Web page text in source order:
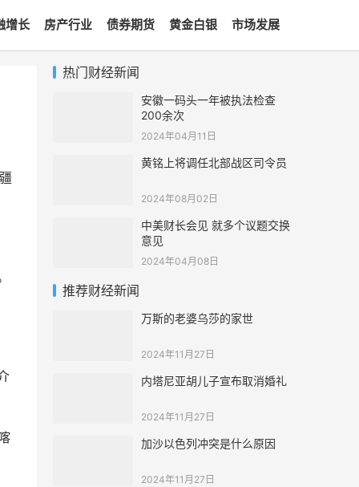
增长 房产行业 债券期货 黄金白银 市场发展
热门财经新闻
安徽一码头一年被执法检查
200余次
2024年04月11日
黄铭上将调任北部战区司令员
2024年08月02日
中美财长会见 就多个议题交换
意见
2024年04月08日
推荐财经新闻
万斯的老婆乌莎的家世
2024年11月27日
内塔尼亚胡儿子宣布取消婚礼
2024年11月27日
加沙以色列冲突是什么原因
2024年11月27日